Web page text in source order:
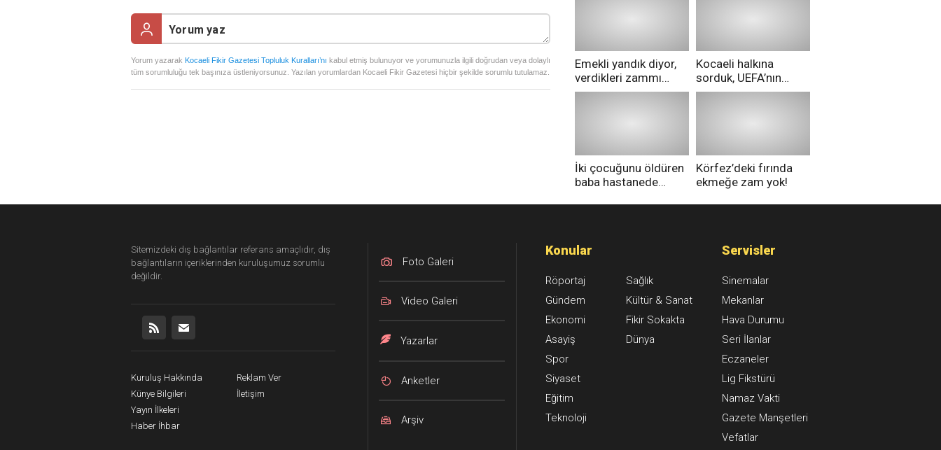
Yorum yazarak Kocaeli Fikir Gazetesi Topluluk Kuralları’nı kabul etmiş bulunuyor ve yorumunuzla ilgili doğrudan veya dolaylı
tüm sorumluluğu tek başınıza üstleniyorsunuz. Yazılan yorumlardan Kocaeli Fikir Gazetesi hiçbir şekilde sorumlu tutulamaz.
Emekli yandık diyor,
verdikleri zammı
pazarda geri aldılar!
Kocaeli halkına
sorduk, UEFA’nın
Merih Demiral kararı
İki çocuğunu öldüren
baba hastanede
Körfez’deki fırında
ekmeğe zam yok!
Sitemizdeki dış bağlantılar referans amaçlıdır, dış
bağlantıların içeriklerinden kuruluşumuz sorumlu
değildir.
Kuruluş Hakkında
Künye Bilgileri
Yayın İlkeleri
Haber İhbar
Reklam Ver
İletişim
Foto Galeri
Video Galeri
Yazarlar
Anketler
Arşiv
Konular
Röportaj
Gündem
Ekonomi
Asayiş
Spor
Siyaset
Eğitim
Teknoloji
Sağlık
Kültür & Sanat
Fikir Sokakta
Dünya
Servisler
Sinemalar
Mekanlar
Hava Durumu
Seri İlanlar
Eczaneler
Lig Fikstürü
Namaz Vakti
Gazete Manşetleri
Vefatlar